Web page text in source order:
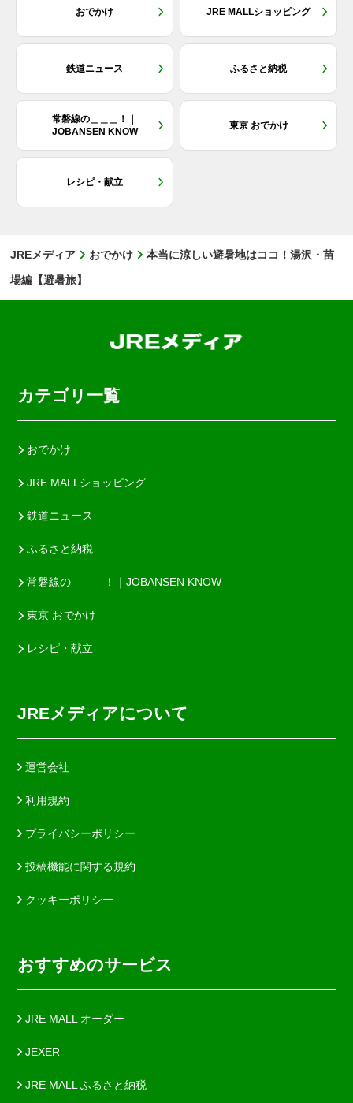
おでかけ JRE MALLショッピング
鉄道ニュース ふるさと納税
常磐線の＿＿＿！｜
JOBANSEN KNOW
東京 おでかけ
レシピ・献立
JREメディア おでかけ
本当に涼しい避暑地はココ！湯沢・苗
場編【避暑旅】
カテゴリ一覧
おでかけ
JRE MALLショッピング
鉄道ニュース
ふるさと納税
常磐線の＿＿＿！｜JOBANSEN KNOW
東京 おでかけ
レシピ・献立
JREメディアについて
運営会社
利用規約
プライバシーポリシー
投稿機能に関する規約
クッキーポリシー
おすすめのサービス
JRE MALL オーダー
JEXER
JRE MALL ふるさと納税